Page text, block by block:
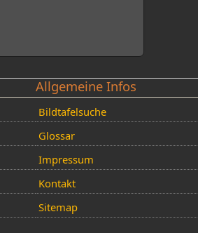
Allgemeine Infos
Bildtafelsuche
Glossar
Impressum
Kontakt
Sitemap